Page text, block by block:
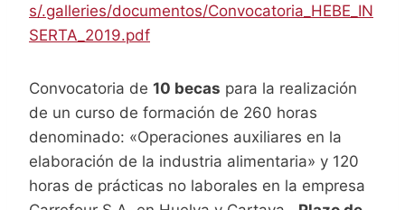
s/.galleries/documentos/Convocatoria_HEBE_IN
SERTA_2019.pdf
Convocatoria de 10 becas para la realización
de un curso de formación de 260 horas
denominado: «Operaciones auxiliares en la
elaboración de la industria alimentaria» y 120
horas de prácticas no laborales en la empresa